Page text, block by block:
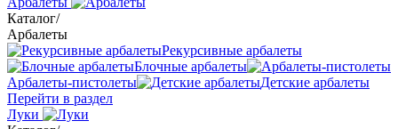
Каталог/
Арбалеты
Рекурсивные арбалеты
Блочные арбалеты
Арбалеты-пистолеты
Детские арбалеты
Перейти в раздел
Луки